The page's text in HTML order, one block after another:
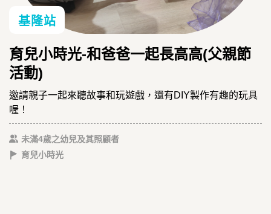
基隆站
育兒小時光-和爸爸一起長高高(父親節
活動)
邀請親子一起來聽故事和玩遊戲，還有DIY製作有趣的玩具
喔！
未滿4歲之幼兒及其照顧者
育兒小時光